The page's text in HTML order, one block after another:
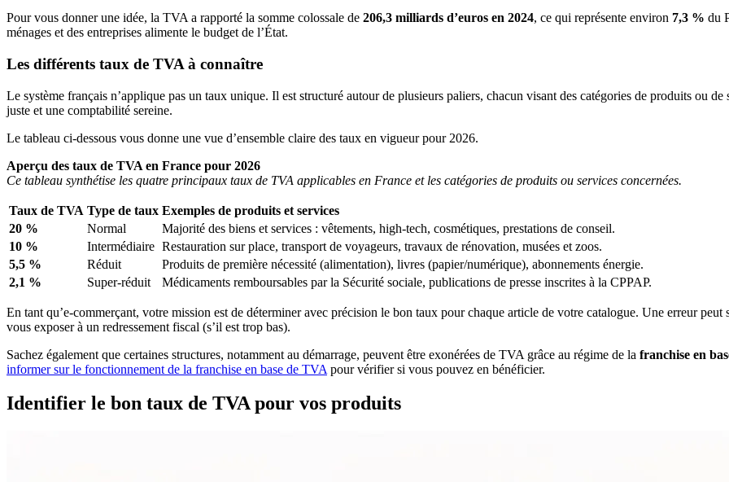
Pour vous donner une idée, la TVA a rapporté la somme colossale de 206,3 milliards d’euros en 2024, ce qui représente environ 7,3 % du
ménages et des entreprises alimente le budget de l’État.
Les différents taux de TVA à connaître
Le système français n’applique pas un taux unique. Il est structuré autour de plusieurs paliers, chacun visant des catégories de produits ou
juste et une comptabilité sereine.
Le tableau ci-dessous vous donne une vue d’ensemble claire des taux en vigueur pour 2026.
Aperçu des taux de TVA en France pour 2026
Ce tableau synthétise les quatre principaux taux de TVA applicables en France et les catégories de produits ou services concernées.
Taux de TVA Type de taux Exemples de produits et services
20 %
Normal
Majorité des biens et services : vêtements, high-tech, cosmétiques, prestations de conseil.
10 %
Intermédiaire Restauration sur place, transport de voyageurs, travaux de rénovation, musées et zoos.
5,5 %
Réduit
Produits de première nécessité (alimentation), livres (papier/numérique), abonnements énergie.
2,1 %
Super-réduit Médicaments remboursables par la Sécurité sociale, publications de presse inscrites à la CPPAP.
En tant qu’e-commerçant, votre mission est de déterminer avec précision le bon taux pour chaque article de votre catalogue. Une erreur
vous exposer à un redressement fiscal (s’il est trop bas).
Sachez également que certaines structures, notamment au démarrage, peuvent être exonérées de TVA grâce au régime de la franchise en
informer sur le fonctionnement de la franchise en base de TVA pour vérifier si vous pouvez en bénéficier.
Identifier le bon taux de TVA pour vos produits